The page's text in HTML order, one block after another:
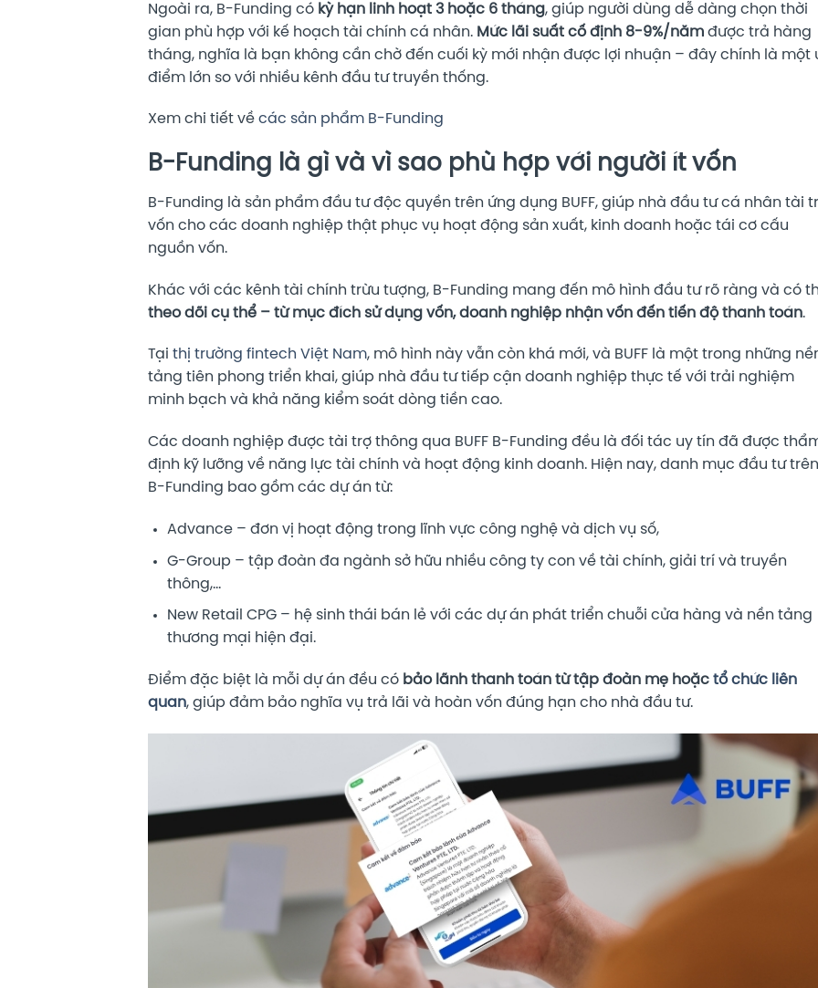
Ngoài ra, B-Funding có kỳ hạn linh hoạt 3 hoặc 6 tháng, giúp người dùng dễ dàng chọn thời
gian phù hợp với kế hoạch tài chính cá nhân. Mức lãi suất cố định 8-9%/năm được trả hàng
tháng, nghĩa là bạn không cần chờ đến cuối kỳ mới nhận được lợi nhuận – đây chính là một
điểm lớn so với nhiều kênh đầu tư truyền thống.
Xem chi tiết về các sản phẩm B-Funding
B-Funding là gì và vì sao phù hợp với người ít vốn
B-Funding là sản phẩm đầu tư độc quyền trên ứng dụng BUFF, giúp nhà đầu tư cá nhân tài
vốn cho các doanh nghiệp thật phục vụ hoạt động sản xuất, kinh doanh hoặc tái cơ cấu
nguồn vốn.
Khác với các kênh tài chính trừu tượng, B-Funding mang đến mô hình đầu tư rõ ràng và có
theo dõi cụ thể – từ mục đích sử dụng vốn, doanh nghiệp nhận vốn đến tiến độ thanh toán.
Tại thị trường fintech Việt Nam, mô hình này vẫn còn khá mới, và BUFF là một trong những
tảng tiên phong triển khai, giúp nhà đầu tư tiếp cận doanh nghiệp thực tế với trải nghiệm
minh bạch và khả năng kiểm soát dòng tiền cao.
Các doanh nghiệp được tài trợ thông qua BUFF B-Funding đều là đối tác uy tín đã được
định kỹ lưỡng về năng lực tài chính và hoạt động kinh doanh. Hiện nay, danh mục đầu tư trên
B-Funding bao gồm các dự án từ:
Advance – đơn vị hoạt động trong lĩnh vực công nghệ và dịch vụ số,
G-Group – tập đoàn đa ngành sở hữu nhiều công ty con về tài chính, giải trí và truyền
thông,…
New Retail CPG – hệ sinh thái bán lẻ với các dự án phát triển chuỗi cửa hàng và nền tảng
thương mại hiện đại.
Điểm đặc biệt là mỗi dự án đều có bảo lãnh thanh toán từ tập đoàn mẹ hoặc tổ chức liên
quan, giúp đảm bảo nghĩa vụ trả lãi và hoàn vốn đúng hạn cho nhà đầu tư.